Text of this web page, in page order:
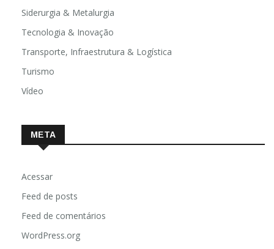
Siderurgia & Metalurgia
Tecnologia & Inovação
Transporte, Infraestrutura & Logística
Turismo
Vídeo
META
Acessar
Feed de posts
Feed de comentários
WordPress.org